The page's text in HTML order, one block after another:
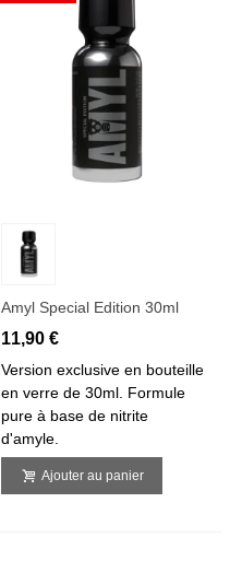
Amyl Special Edition 30ml
11,90 €
Version exclusive en bouteille
en verre de 30ml. Formule
pure à base de nitrite
d'amyle.
Ajouter au panier